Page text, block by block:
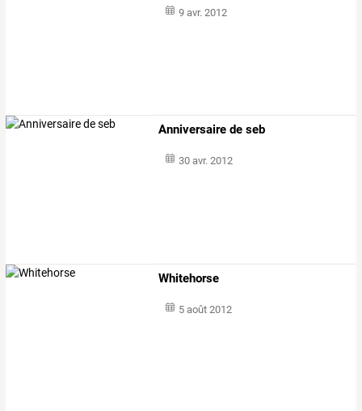
9 avr. 2012
Anniversaire de seb
30 avr. 2012
Whitehorse
5 août 2012